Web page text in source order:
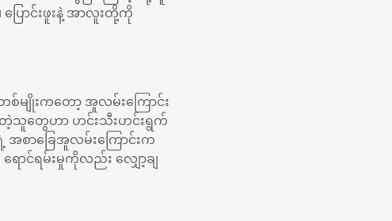
ပြောင်းဖူးနဲ့ အာလူးတို့ကို
စ်မျိုးကတော့ အူလမ်းကြောင်း
တဲ့သူတွေဟာ ဟင်းသီးဟင်းရွက်
စာခြေအူလမ်းကြောင်းက
ာင်ရမ်းမှုကိုလည်း လျှော့ချ